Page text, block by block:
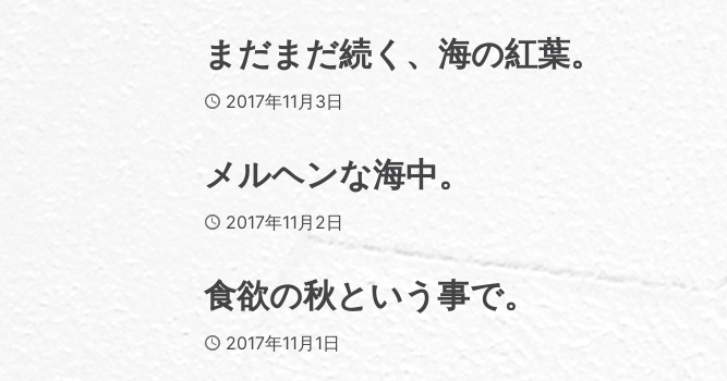
まだまだ続く、海の紅葉。
Published
2017年11月3日
メルヘンな海中。
Published
2017年11月2日
食欲の秋という事で。
Published
2017年11月1日